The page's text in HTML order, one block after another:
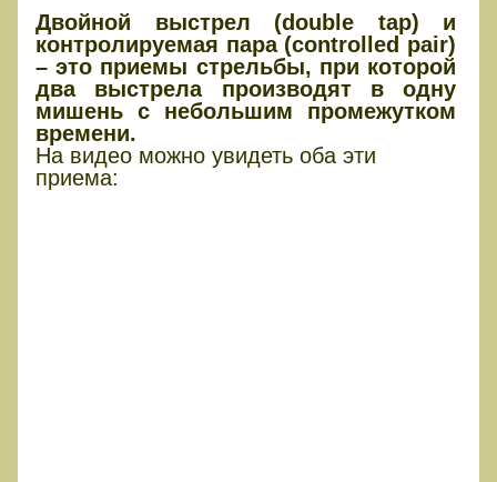
Двойной выстрел (double tap) и
контролируемая пара (controlled pair)
– это приемы стрельбы, при которой
два выстрела производят в одну
мишень с небольшим промежутком
времени.
На видео можно увидеть оба эти
приема: